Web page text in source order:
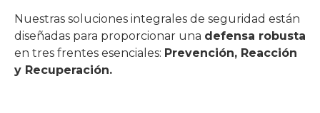
Nuestras soluciones integrales de seguridad están
diseñadas para proporcionar una defensa robusta
en tres frentes esenciales: Prevención, Reacción
y Recuperación.